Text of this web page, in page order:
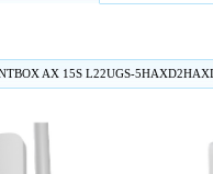
AX 15S L22UGS-